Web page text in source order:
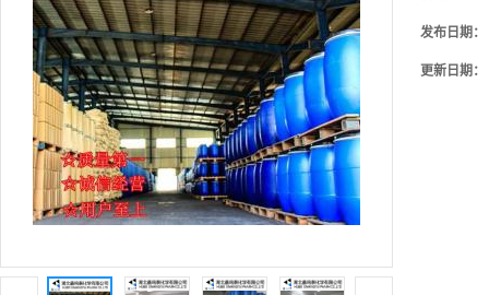
发布日期：
更新日期：